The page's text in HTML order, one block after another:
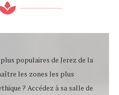
populaires de Jerez de la
les zones les plus
? Accédez à sa salle de